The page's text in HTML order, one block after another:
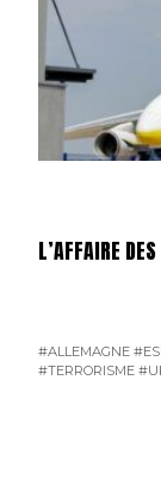
L’AFFAIRE
#ALLEMAGNE
#TERRORISME